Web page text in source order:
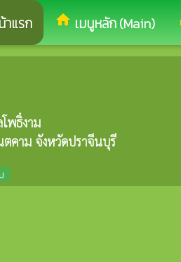
แรก home เมนูหลัก (Main)
พธิ์งาม
ตคาม จังหวัดปราจีนบุรี